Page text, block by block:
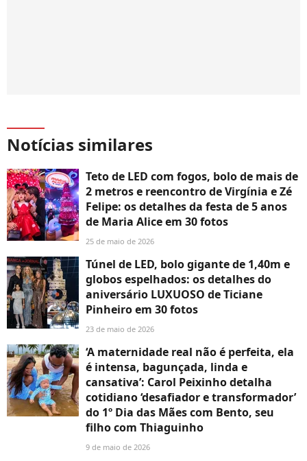
Notícias similares
Teto de LED com fogos, bolo de mais de
2 metros e reencontro de Virgínia e Zé
Felipe: os detalhes da festa de 5 anos
de Maria Alice em 30 fotos
25 de maio de 2026
Túnel de LED, bolo gigante de 1,40m e
globos espelhados: os detalhes do
aniversário LUXUOSO de Ticiane
Pinheiro em 30 fotos
23 de maio de 2026
‘A maternidade real não é perfeita, ela
é intensa, bagunçada, linda e
cansativa’: Carol Peixinho detalha
cotidiano ‘desafiador e transformador’
do 1º Dia das Mães com Bento, seu
filho com Thiaguinho
9 de maio de 2026